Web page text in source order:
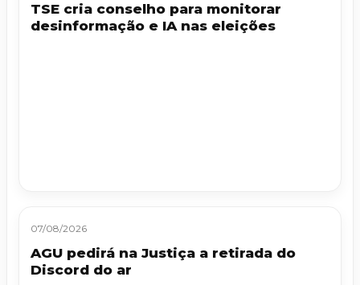
TSE cria conselho para monitorar
desinformação e IA nas eleições
07/08/2026
AGU pedirá na Justiça a retirada do
Discord do ar